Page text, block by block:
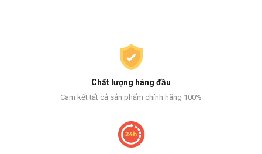
Chất lượng hàng đầu
Cam kết tất cả sản phẩm chính hãng 100%